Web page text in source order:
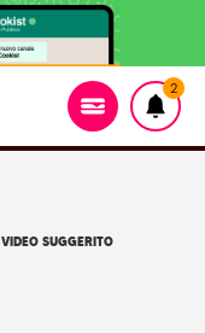
2
VIDEO SUGGERITO